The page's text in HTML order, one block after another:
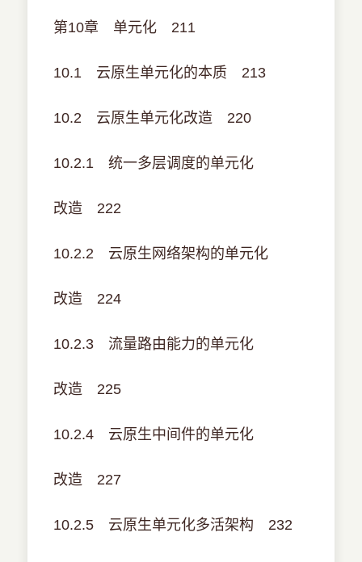
第10章 单元化 211
10.1 云原生单元化的本质 213
10.2 云原生单元化改造 220
10.2.1 统一多层调度的单元化
改造 222
10.2.2 云原生网络架构的单元化
改造 224
10.2.3 流量路由能力的单元化
改造 225
10.2.4 云原生中间件的单元化
改造 227
10.2.5 云原生单元化多活架构 232